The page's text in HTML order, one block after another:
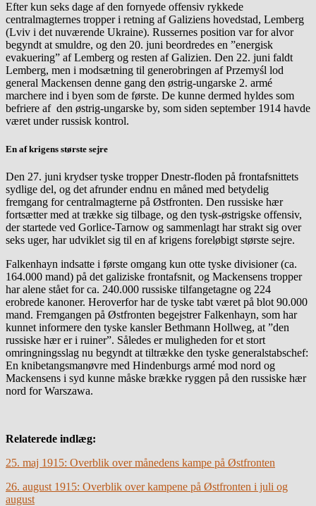
Efter kun seks dage af den fornyede offensiv rykkede
centralmagternes tropper i retning af Galiziens hovedstad, Lemberg
(Lviv i det nuværende Ukraine). Russernes position var for alvor
begyndt at smuldre, og den 20. juni beordredes en ”energisk
evakuering” af Lemberg og resten af Galizien. Den 22. juni faldt
Lemberg, men i modsætning til generobringen af Przemyśl lod
general Mackensen denne gang den østrig-ungarske 2. armé
marchere ind i byen som de første. De kunne dermed hyldes som
befriere af den østrig-ungarske by, som siden september 1914 havde
været under russisk kontrol.
En af krigens største sejre
Den 27. juni krydser tyske tropper Dnestr-floden på frontafsnittets
sydlige del, og det afrunder endnu en måned med betydelig
fremgang for centralmagterne på Østfronten. Den russiske hær
fortsætter med at trække sig tilbage, og den tysk-østrigske offensiv,
der startede ved Gorlice-Tarnow og sammenlagt har strakt sig over
seks uger, har udviklet sig til en af krigens foreløbigt største sejre.
Falkenhayn indsatte i første omgang kun otte tyske divisioner (ca.
164.000 mand) på det galiziske frontafsnit, og Mackensens tropper
har alene stået for ca. 240.000 russiske tilfangetagne og 224
erobrede kanoner. Heroverfor har de tyske tabt været på blot 90.000
mand. Fremgangen på Østfronten begejstrer Falkenhayn, som har
kunnet informere den tyske kansler Bethmann Hollweg, at ”den
russiske hær er i ruiner”. Således er muligheden for et stort
omringningsslag nu begyndt at tiltrække den tyske generalstabschef:
En knibetangsmanøvre med Hindenburgs armé mod nord og
Mackensens i syd kunne måske brække ryggen på den russiske hær
nord for Warszawa.
Relaterede indlæg:
25. maj 1915: Overblik over månedens kampe på Østfronten
26. august 1915: Overblik over kampene på Østfronten i juli og
august